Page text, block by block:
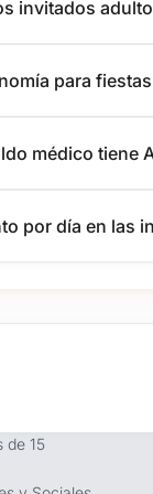
invitados
para
médico tiene
por día en las
de 15